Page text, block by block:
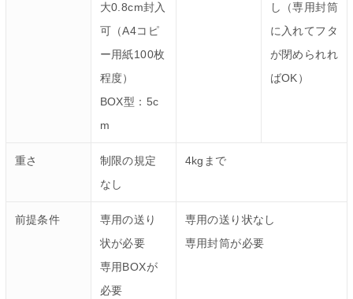
大0.8cm封入
可（A4コピ
ー用紙100枚
程度）
BOX型：5c
m
し（専用封筒
に入れてフタ
が閉められれ
ばOK）
重さ
制限の規定
なし
4kgまで
前提条件
専用の送り
状が必要
専用BOXが
必要
専用の送り状なし
専用封筒が必要